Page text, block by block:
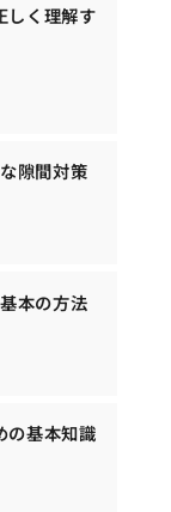
しく理解す
隙間対策
本の方法
の基本知識